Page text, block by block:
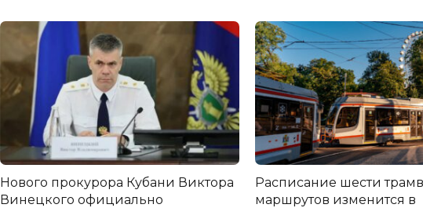
Нового прокурора Кубани Виктора
Винецкого официально
Расписание шести
маршрутов изменится в